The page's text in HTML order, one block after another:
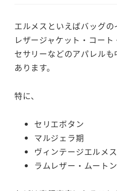
エルメスといえばバッグの
レザージャケット・コー
セサリーなどのアパレル
あります。
特に、
セリエボタン
マルジェラ期
ヴィンテージエルメス
ラムレザー・ムート